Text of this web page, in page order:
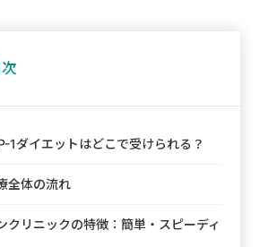
1ダイエットはどこで受けられる？
全体の流れ
リニックの特徴：簡単・スピーディ